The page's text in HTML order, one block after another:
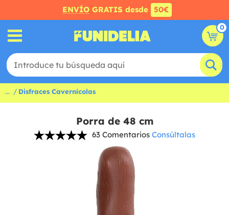
ENVÍO GRATIS desde 50€
0
... Disfraces Cavernícolas
Porra de 48 cm
63 Comentarios Consúltalas